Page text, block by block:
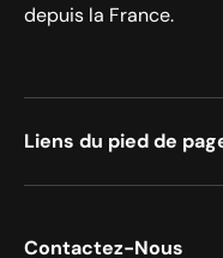
depuis la France.
Liens du pied de
Contactez-Nous